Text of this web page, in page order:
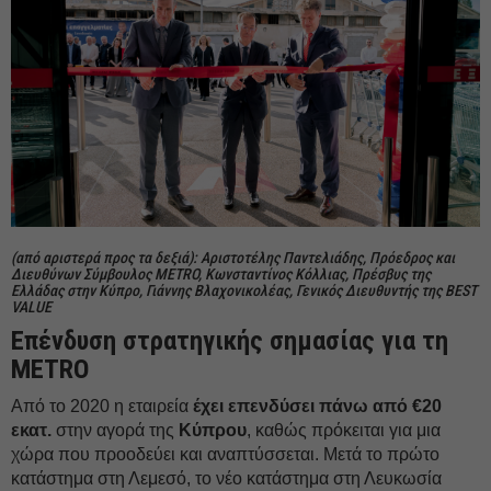
(από αριστερά προς τα δεξιά): Αριστοτέλης Παντελιάδης, Πρόεδρος και
Διευθύνων Σύμβουλος METRO, Κωνσταντίνος Κόλλιας, Πρέσβυς της
Ελλάδας στην Κύπρο, Γιάννης Βλαχονικολέας, Γενικός Διευθυντής της BEST
VALUE
Επένδυση στρατηγικής σημασίας για τη
METRO
Από το 2020 η εταιρεία έχει επενδύσει πάνω από €20
εκατ. στην αγορά της Κύπρου, καθώς πρόκειται για μια
χώρα που προοδεύει και αναπτύσσεται. Μετά το πρώτο
κατάστημα στη Λεμεσό, το νέο κατάστημα στη Λευκωσία